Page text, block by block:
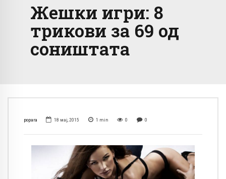
Жешки игри: 8
трикови за 69 од
соништата
popara 18 мај, 2015 1 min 0 0